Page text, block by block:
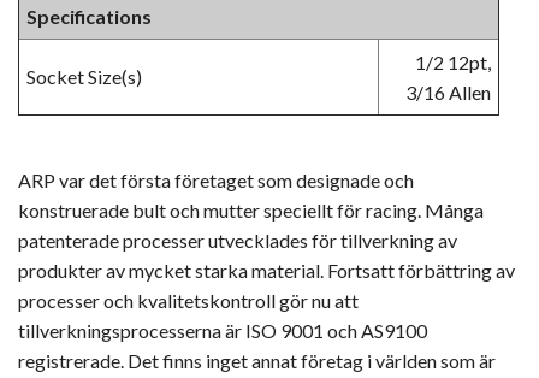
Specifications
Socket Size(s)
1/2 12pt,
3/16 Allen
ARP var det första företaget som designade och
konstruerade bult och mutter speciellt för racing. Många
patenterade processer utvecklades för tillverkning av
produkter av mycket starka material. Fortsatt förbättring av
processer och kvalitetskontroll gör nu att
tillverkningsprocesserna är ISO 9001 och AS9100
registrerade. Det finns inget annat företag i världen som är